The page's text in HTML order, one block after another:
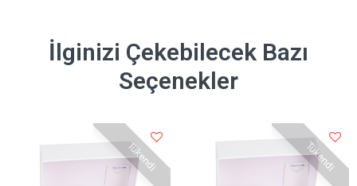
İlginizi Çekebilecek Bazı
Seçenekler
Tükendi Tükendi